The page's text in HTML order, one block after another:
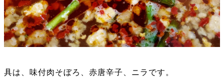
具は、味付肉そぼろ、赤唐辛子、ニラです。